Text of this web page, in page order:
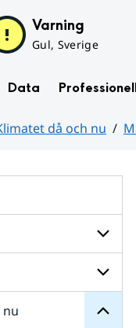
Varning
Gul, Sverige
Data
då och nu
för
Om
klimat
nu
Undersidor
för
Klimatet
då
och
vatten
i